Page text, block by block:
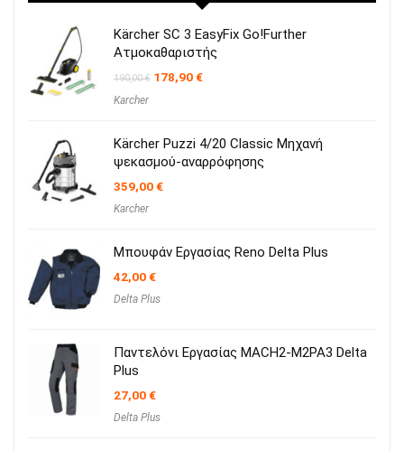
Kärcher SC 3 EasyFix Go!Further
Ατμοκαθαριστής
190,00€ Original
178,90€Η
Karcher
Kärcher Puzzi 4/20 Classic Μηχανή
ψεκασμού-αναρρόφησης
359,00€
Karcher
Μπουφάν Εργασίας Reno Delta Plus
42,00€
Delta Plus
Παντελόνι Εργασίας MACH2-M2PA3 Delta
Plus
27,00€
Delta Plus